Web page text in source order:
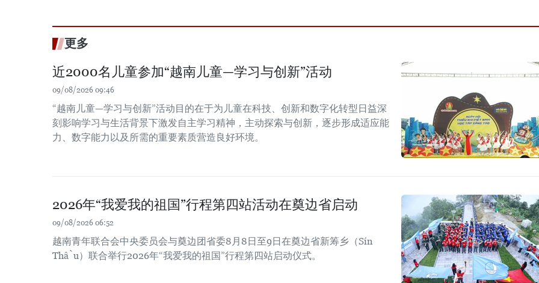
更多
近2000名儿童参加“越南儿童—学习与创新”活动
09/08/2026 09:46
“越南儿童—学习与创新”活动目的在于为儿童在科技、创新和数字化转型日益深
刻影响学习与生活背景下激发自主学习精神，主动探索与创新，逐步形成适应能
力、数字能力以及所需的重要素质营造良好环境。
2026年“我爱我的祖国”行程第四站活动在奠边省启动
09/08/2026 06:52
越南青年联合会中央委员会与奠边团省委8月8日至9日在奠边省新筹乡（Sín
Thầu）联合举行2026年“我爱我的祖国”行程第四站启动仪式。